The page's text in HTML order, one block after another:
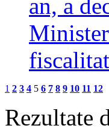
an, a
1 2 3 4 5 6 7 8 9 10 11 12
Rezultate